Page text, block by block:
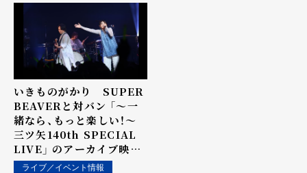
いきものがかり SUPER
BEAVERと対バン 「〜一
緒なら、もっと楽しい！〜
三ツ矢140th SPECIAL
LIVE」 のアーカイブ映像
が期間限定で公開！
ライブ／イベント情報